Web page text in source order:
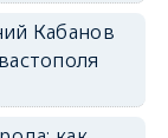
Кабанов